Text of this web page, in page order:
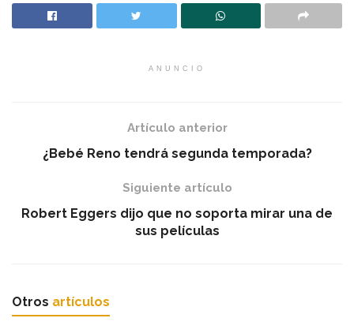
ANUNCIO
Artículo anterior
¿Bebé Reno tendrá segunda temporada?
Siguiente artículo
Robert Eggers dijo que no soporta mirar una de
sus películas
Otros artículos